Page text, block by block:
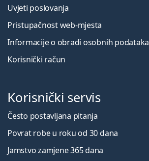
Uvjeti poslovanja
Pristupačnost web-mjesta
Informacije o obradi osobnih podataka
Korisnički račun
Korisnički servis
Često postavljana pitanja
Povrat robe u roku od 30 dana
Jamstvo zamjene 365 dana